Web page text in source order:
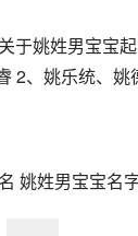
于姚姓男宝宝
2、姚乐统、姚
姚姓男宝宝名